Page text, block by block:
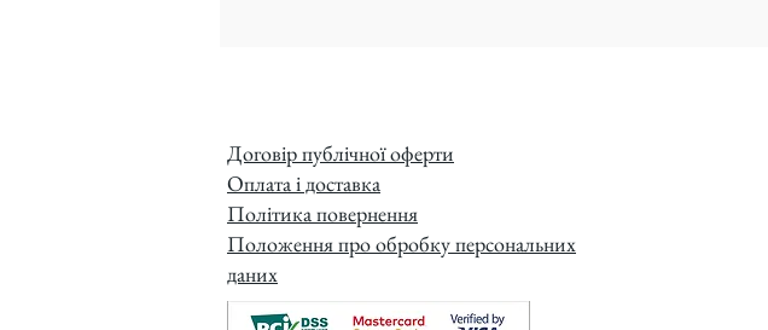
Договір публічної оферти
Оплата і доставка
Політика повернення
Положення про обробку персональних
даних